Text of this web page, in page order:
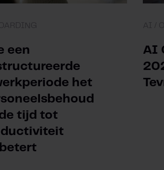
een
het
tijd tot
AI